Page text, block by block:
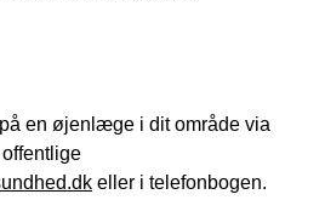
en øjenlæge i dit område via
eller i telefonbogen.